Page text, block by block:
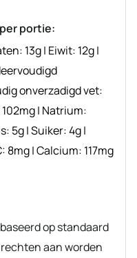
portie:
13g| Eiwit: 12g|
onverzadigd vet:
102mg| Natrium:
5g|Suiker:4g|
8mg|Calcium: 117mg
aan worden